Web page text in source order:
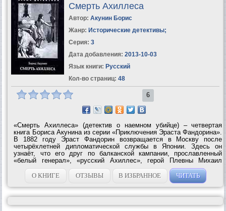
Смерть Ахиллеса
Автор: Акунин Борис
Жанр: Исторические детективы;
Серия: 3
Дата добавления: 2013-10-03
Язык книги: Русский
Кол-во страниц: 48
6
«Смерть Ахиллеса» (детектив о наемном убийце) – четвертая
книга Бориса Акунина из серии «Приключения Эраста Фандорина».
В 1882 году Эраст Фандорин возвращается в Москву после
четырёхлетней дипломатической службы в Японии. Здесь он
узнаёт, что его друг по балканской кампании, прославленный
«белый генерал», «русский Ахиллес», герой Плевны Михаил
Соболев (прототип – Михаил Дмитриевич Скобелев) умер от
сердечного приступа....
О КНИГЕ ОТЗЫВЫ В ИЗБРАННОЕ ЧИТАТЬ